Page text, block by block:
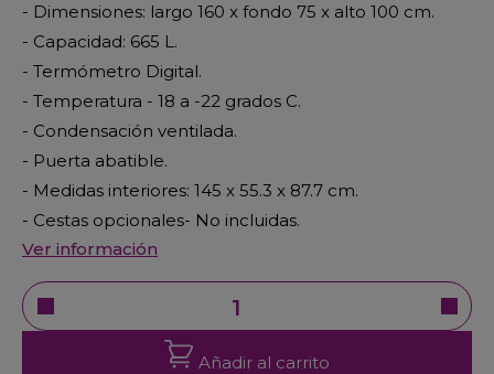
- Dimensiones: largo 160 x fondo 75 x alto 100 cm.
- Capacidad: 665 L.
- Termómetro Digital.
- Temperatura - 18 a -22 grados C.
- Condensación ventilada.
- Puerta abatible.
- Medidas interiores: 145 x 55.3 x 87.7 cm.
- Cestas opcionales- No incluidas.
Ver información
Añadir al carrito